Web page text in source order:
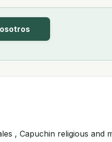
, Capuchin religious and